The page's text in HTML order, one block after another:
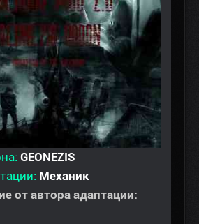
GEONEZIS
Механик
от автора адаптации: